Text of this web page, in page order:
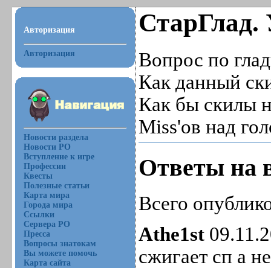
Авторизация
Авторизация
Новости раздела
Новости РО
Вступление к игре
Профессии
Квесты
Полезные статьи
Карта мира
Города мира
Ссылки
Сервера РО
Пресса
Вопросы знатокам
Вы можете помочь
Карта сайта
СтарГлад.
Вопрос по
Как данный
Как бы скилы
Miss'ов над
Ответы на
Всего
Athe1st
сжигает сп а